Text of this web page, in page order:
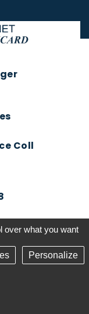
Coll
over what you want
Personalize